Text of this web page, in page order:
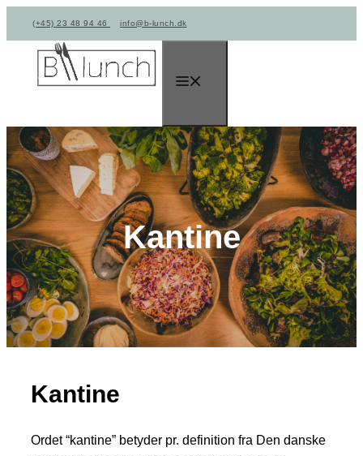
til
indhold
(+45) 23 48 94 46 info@b-lunch.dk
Kantine
Kantine
Ordet “kantine” betyder pr. definition fra Den danske